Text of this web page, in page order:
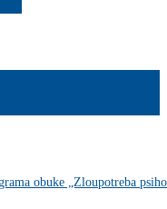
obuke „Zloupotreba